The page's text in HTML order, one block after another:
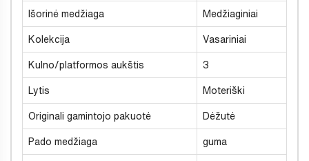
Išorinė medžiaga Medžiaginiai
Kolekcija Vasariniai
Kulno/platformos aukštis 3
Lytis Moteriški
Originali gamintojo pakuotė Dėžutė
Pado medžiaga guma